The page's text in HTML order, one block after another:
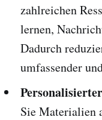
zahlreichen
lernen,
Dadurch
umfassender
Sie Materialien